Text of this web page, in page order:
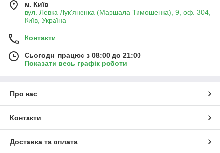
м. Київ
вул. Левка Лук'яненка (Маршала Тимошенка), 9, оф. 304,
Київ, Україна
Контакти
Сьогодні працює з 08:00 до 21:00
Показати весь графік роботи
Про нас
Контакти
Доставка та оплата